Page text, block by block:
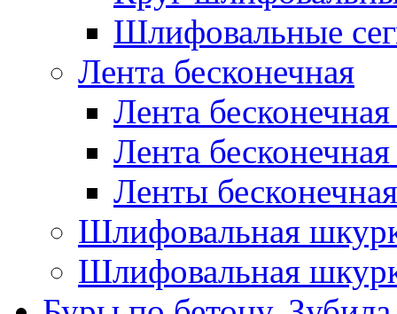
Шлифовальные
Лента бесконечная
Лента
Лента
Ленты
Шлифовальная
Шлифовальная